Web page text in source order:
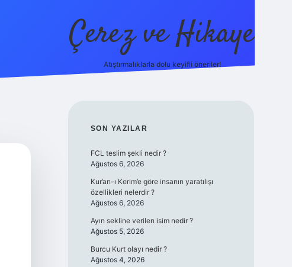
Çerez ve Hikaye
Atıştırmalıklarla dolu keyifli öneriler!
SIDEBAR
SON YAZILAR
FCL teslim şekli nedir ?
Ağustos 6, 2026
Kur’an-ı Kerim’e göre insanın yaratılışı
özellikleri nelerdir ?
Ağustos 6, 2026
Ayın sekline verilen isim nedir ?
Ağustos 5, 2026
Burcu Kurt olayı nedir ?
Ağustos 4, 2026